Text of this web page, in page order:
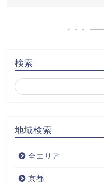
検索
地域検索
全エリア
京都